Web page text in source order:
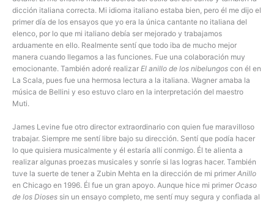
dicción italiana correcta. Mi idioma italiano estaba bien, pero él me dijo el
primer día de los ensayos que yo era la única cantante no italiana del
elenco, por lo que mi italiano debía ser mejorado y trabajamos
arduamente en ello. Realmente sentí que todo iba de mucho mejor
manera cuando llegamos a las funciones. Fue una colaboración muy
emocionante. También adoré realizar El anillo de los nibelungos con él en
La Scala, pues fue una hermosa lectura a la italiana. Wagner amaba la
música de Bellini y eso estuvo claro en la interpretación del maestro
Muti.
James Levine fue otro director extraordinario con quien fue maravilloso
trabajar. Siempre me sentí libre bajo su dirección. Sentí que podía hacer
lo que quisiera musicalmente y él estaría allí conmigo. Él te alienta a
realizar algunas proezas musicales y sonríe si las logras hacer. También
tuve la suerte de tener a Zubin Mehta en la dirección de mi primer Anillo
en Chicago en 1996. Él fue un gran apoyo. Aunque hice mi primer Ocaso
de los Dioses sin un ensayo completo, me sentí muy segura y confiada al